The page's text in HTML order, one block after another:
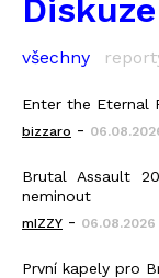
Diskuze
všechny
Enter the Eternal
bizzaro -
Brutal Assault
neminout
mIZZY - 06.08.2026
První kapely pro